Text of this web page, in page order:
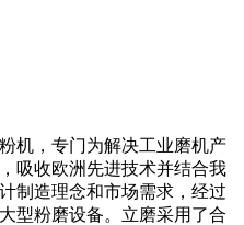
机，专门为解决工业磨机产
吸收欧洲先进技术并结合我
制造理念和市场需求，经过
型粉磨设备。立磨采用了合